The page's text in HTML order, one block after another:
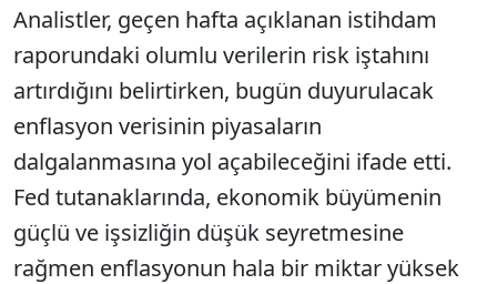
Analistler, geçen hafta açıklanan istihdam
raporundaki olumlu verilerin risk iştahını
artırdığını belirtirken, bugün duyurulacak
enflasyon verisinin piyasaların
dalgalanmasına yol açabileceğini ifade etti.
Fed tutanaklarında, ekonomik büyümenin
güçlü ve işsizliğin düşük seyretmesine
rağmen enflasyonun hala bir miktar yüksek